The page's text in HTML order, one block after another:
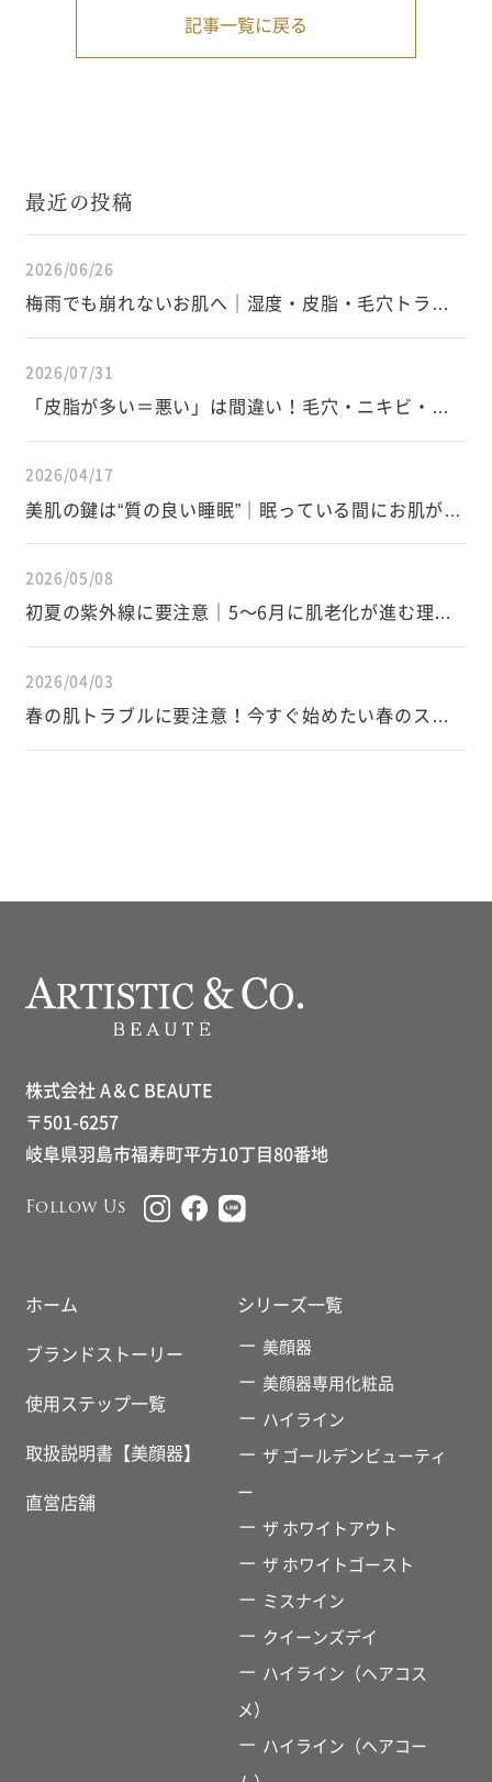
記事一覧に戻る
最近の投稿
2026/06/26
梅雨でも崩れないお肌へ｜湿度・皮脂・毛穴トラブ
2026/07/31
「皮脂が多い＝悪い」は間違い！毛穴・ニキビ・イ
2026/04/17
美肌の鍵は“質の良い睡眠”｜眠っている間にお肌が変
2026/05/08
初夏の紫外線に要注意｜5〜6月に肌老化が進む理由
2026/04/03
春の肌トラブルに要注意！今すぐ始めたい春のスキ
株式会社 A＆C BEAUTE
〒501-6257
岐阜県羽島市福寿町平方10丁目80番地
Follow Us
ホーム
ブランドストーリー
使用ステップ一覧
取扱説明書【美顔器】
直営店舗
シリーズ一覧
美顔器
美顔器専用化粧品
ハイライン
ザ ゴールデンビューティ
ー
ザ ホワイトアウト
ザ ホワイトゴースト
ミスナイン
クイーンズデイ
ハイライン（ヘアコス
メ）
ハイライン（ヘアコー